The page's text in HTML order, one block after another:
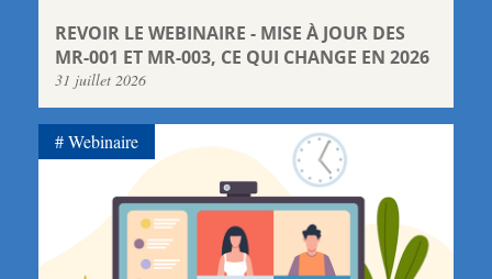
REVOIR LE WEBINAIRE - MISE À JOUR DES
MR-001 ET MR-003, CE QUI CHANGE EN 2026
31 juillet 2026
Webinaire